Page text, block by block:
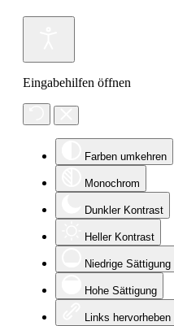
Eingabehilfen öffnen
Farben umkehren
Monochrom
Dunkler Kontrast
Heller Kontrast
Niedrige Sättigung
Hohe Sättigung
Links hervorheben